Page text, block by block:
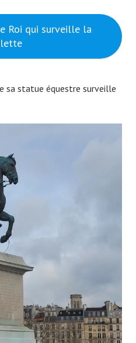
Roi qui surveille la
sa statue équestre surveille